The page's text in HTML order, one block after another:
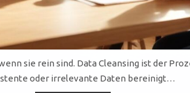
sie rein sind. Data Cleansing ist der
oder irrelevante Daten bereinigt…